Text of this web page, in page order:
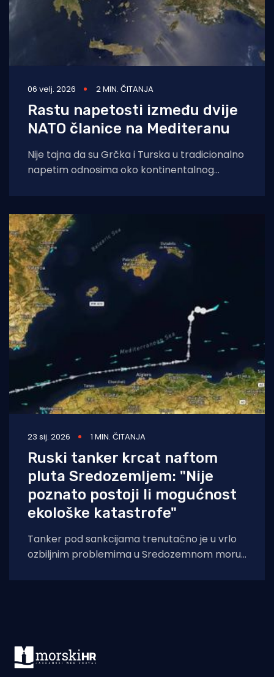
06 velj. 2026 2 MIN. ČITANJA
Rastu napetosti između dvije
NATO članice na Mediteranu
Nije tajna da su Grčka i Turska u tradicionalno
napetim odnosima oko kontinentalnog
23 sij. 2026 1 MIN. ČITANJA
Ruski tanker krcat naftom
pluta Sredozemljem: "Nije
poznato postoji li mogućnost
ekološke katastrofe"
Tanker pod sankcijama trenutačno je u vrlo
ozbiljnim problemima u Sredozemnom moru i